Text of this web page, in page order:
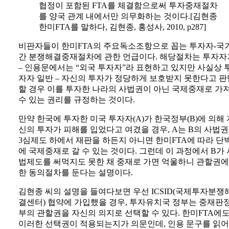
협정이 포함된 FTA를 체결함으로써 투자중재절차
를 양국 관계 내에서만 의무화하는 것이다.[김현종
한미FTA를 말하다, 김현종, 홍성사, 2010, p287]
비판자들이 한미FTA의 주요독소조항으로 꼽는 투자자-국
간 분쟁해결중재절차에 관한 언급이다. 해당절차는 투자자
– 인용문에서는 “외국 투자자”라 표현하고 있지만 사실상
자자 일반 – 자신의 투자가 정당하게 보호받지 못한다고 판
할 경우 이를 투자한 나라의 사법권이 아닌 국제중재로 가
수 있는 권리를 규정하는 것이다.
만약 한국에 투자한 미국 투자자(A)가 한국정부(B)에 의해
신의 투자가 피해를 입었다고 여겼을 경우, A는 B의 사법
3심제도 하에서 재판을 하든지 아니면 한미FTA에 따라 단
에 국제중재로 갈 수 있는 것이다. 그런데 이 과정에서 B가
법제도를 써먹지도 못한 채 중재로 가면 억울하니 관할권
한 동의절차를 둔다는 설명이다.
김현종 씨의 설명을 들여다보면 우선 ICSID(국제투자분쟁
결센터) 협약에 가입했을 경우, 투자유치국 정부는 중재판
부의 관할권을 자신의 의지로 선택할 수 있다. 한미FTA에
이러한 선택권이 적용되는지가 의문인데, 인용 문구를 읽